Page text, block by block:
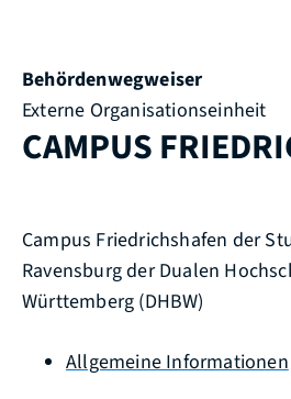
Behördenwegweiser
Externe Organisationseinheit
CAMPUS
Campus Friedrichshafen der
Ravensburg der Dualen
Württemberg (DHBW)
Allgemeine Informationen